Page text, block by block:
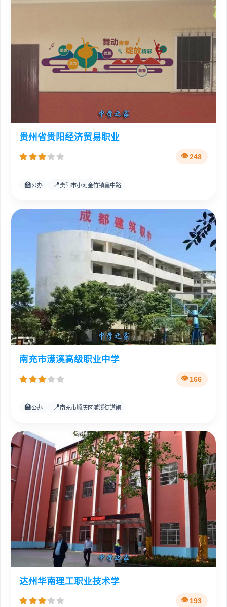
贵州省贵阳经济贸易职业
248
🏫公办 📍贵阳市小河金竹镇鑫中路
南充市潆溪高级职业中学
166
🏫公办 📍南充市顺庆区潆溪街道闹
达州华南理工职业技术学
193